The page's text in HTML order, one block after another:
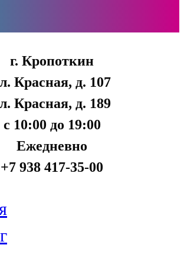
г. Кропоткин
Красная, д. 107
Красная, д. 189
с 10:00 до 19:00
Ежедневно
+7 938 417-35-00